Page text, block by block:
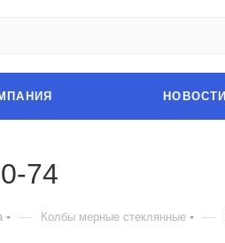
НОВОСТИ
74
— Колбы мерные стеклянные —